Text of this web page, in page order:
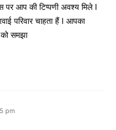
आप की टिप्पणी अवश्य मिले I
परिवार चाहता हैं I आपका
समझा
pm